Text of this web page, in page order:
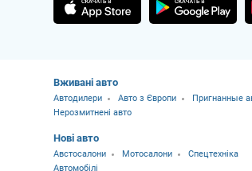
Вживані авто
Автодилери Авто з Європи
Пригнанные
Нерозмитнені авто
Нові авто
Австосалони Мотосалони
Спецтехніка
Автомобілі